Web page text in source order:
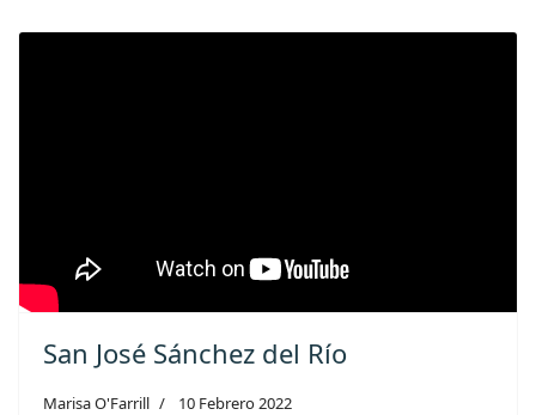
San José Sánchez del Río
Marisa O'Farrill 10 Febrero 2022